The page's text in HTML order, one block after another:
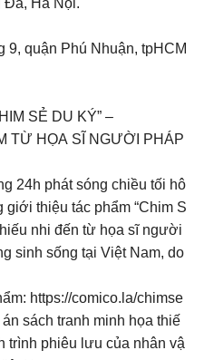
Đa, Hà Nội.
quận Phú Nhuận, tpHCM
SẺ DU KÝ” –
TỪ HỌA SĨ NGƯỜI PHÁP
24h phát sóng chiều tối hô
thiệu tác phẩm “Chim S
nhi đến từ họa sĩ người
sinh sống tại Việt Nam, do
https://comico.la/chimse
sách tranh minh họa thiế
trình phiêu lưu của nhân vậ